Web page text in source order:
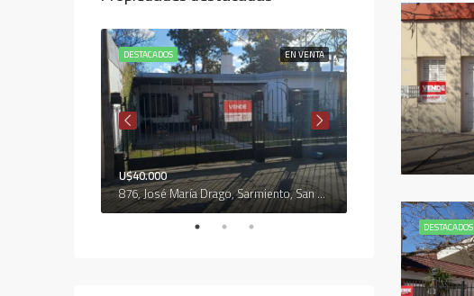
DESTACADOS
EN VENTA
DESTACADOS
U$40.000
876, José María Drago, Sarmiento, San Francisco, Municipio de San Francisco, Pedanía Juárez Celman, Departamento San Justo, Córdoba, 2400, Argentina
DESTACADOS
U$27.000